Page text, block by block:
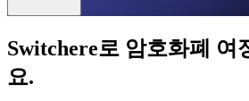
Switchere로 암호화폐 여
요.